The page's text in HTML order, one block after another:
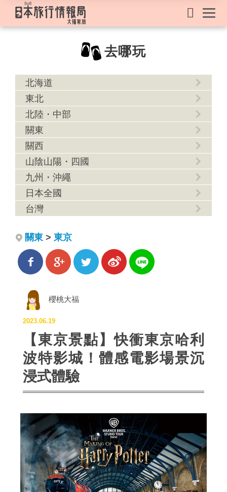
去哪玩
北海道
東北
北陸・中部
關東
關西
山陰山陽・四國
九州・沖繩
日本全國
台灣
關東 > 東京
櫻桃大福
2023.06.19
【東京景點】快衝東京哈利
波特影城！體感電影場景沉
浸式體驗